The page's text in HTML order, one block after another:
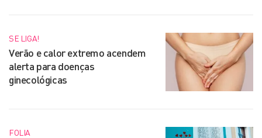
SE LIGA!
Verão e calor extremo acendem
alerta para doenças
ginecológicas
FOLIA